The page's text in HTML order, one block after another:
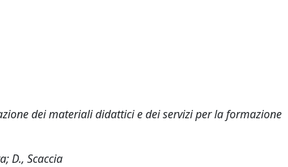
dei materiali didattici e dei servizi per la formazione
D., Scaccia